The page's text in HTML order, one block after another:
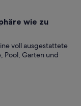
wie zu
voll ausgestattete
Pool, Garten und